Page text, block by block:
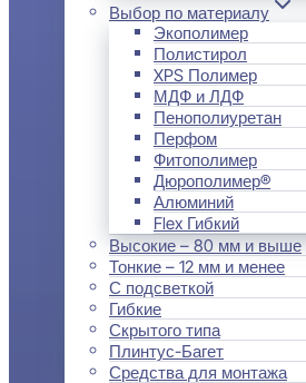
Выбор по материалу
Экополимер
Полистирол
XPS Полимер
МДФ и ЛДФ
Пенополиуретан
Перфом
Фитополимер
Дюрополимер®
Алюминий
Flex Гибкий
Высокие – 80 мм и выше
Тонкие – 12 мм и менее
С подсветкой
Гибкие
Скрытого типа
Плинтус-Багет
Средства для монтажа